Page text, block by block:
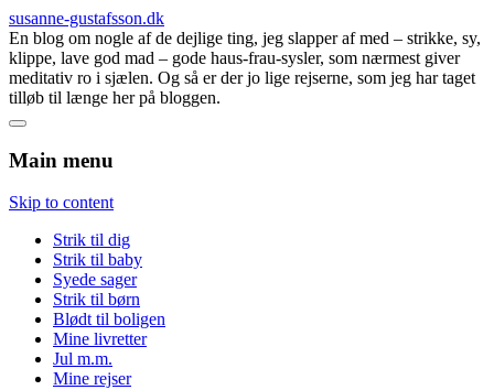
susanne-gustafsson.dk
En blog om nogle af de dejlige ting, jeg slapper af med – strikke, sy,
klippe, lave god mad – gode haus-frau-sysler, som nærmest giver
meditativ ro i sjælen. Og så er der jo lige rejserne, som jeg har taget
tilløb til længe her på bloggen.
Main menu
Skip to content
Strik til dig
Strik til baby
Syede sager
Strik til børn
Blødt til boligen
Mine livretter
Jul m.m.
Mine rejser